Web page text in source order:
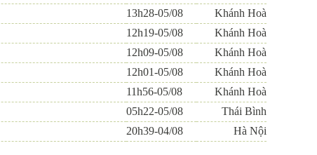
13h28-05/08
Khánh Hoà
12h19-05/08
Khánh Hoà
12h09-05/08
Khánh Hoà
12h01-05/08
Khánh Hoà
11h56-05/08
Khánh Hoà
05h22-05/08
Thái Bình
20h39-04/08 Hà Nội